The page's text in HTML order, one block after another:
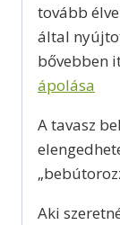
tovább
által
bővebben
ápolása
A tavasz
Aki